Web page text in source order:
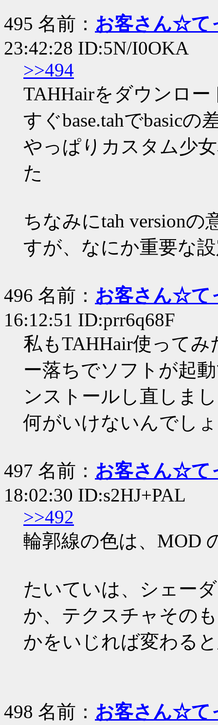
495 名前： お客さん☆て
23:42:28 ID:5N/I0OKA
>>494
TAHHairをダウンロー
すぐbase.tahでbasic
やっぱりカスタム少
た
ちなみにtah version
すが、なにか重要な
496 名前： お客さん☆て
16:12:51 ID:prr6q68F
私もTAHHair使って
ー落ちでソフトが起
ンストールし直しま
何がいけないんでし
497 名前： お客さん☆て
18:02:30 ID:s2HJ+PAL
>>492
輪郭線の色は、MOD
たいていは、シェー
か、テクスチャその
かをいじれば変わる
498 名前： お客さん☆て